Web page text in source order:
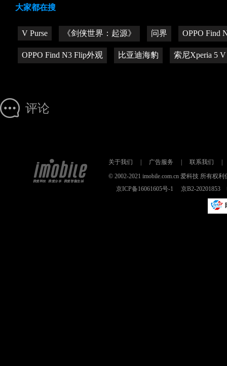
大家都在搜
V Purse 《剑侠世界：起源》 问界 OPPO Find
OPPO Find N3 Flip外观 比亚迪海豹 索尼Xperia 5 V
评论
关于我们 广告服务 联系我们
© 2002-2021 imobile.com.cn 爱科技 所有权
京ICP备16061605号-1
京B2-20201853